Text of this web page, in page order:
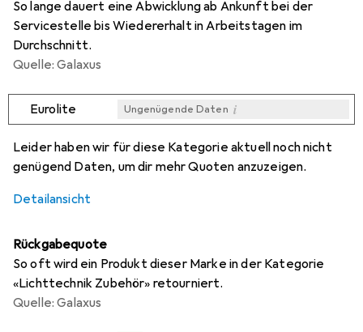
So lange dauert eine Abwicklung ab Ankunft bei der
Servicestelle bis Wiedererhalt in Arbeitstagen im
Durchschnitt.
Quelle: Galaxus
Eurolite Ungenügende Daten i
Leider haben wir für diese Kategorie aktuell noch nicht
genügend Daten, um dir mehr Quoten anzuzeigen.
Detailansicht
Rückgabequote
So oft wird ein Produkt dieser Marke in der Kategorie
«Lichttechnik Zubehör» retourniert.
Quelle: Galaxus